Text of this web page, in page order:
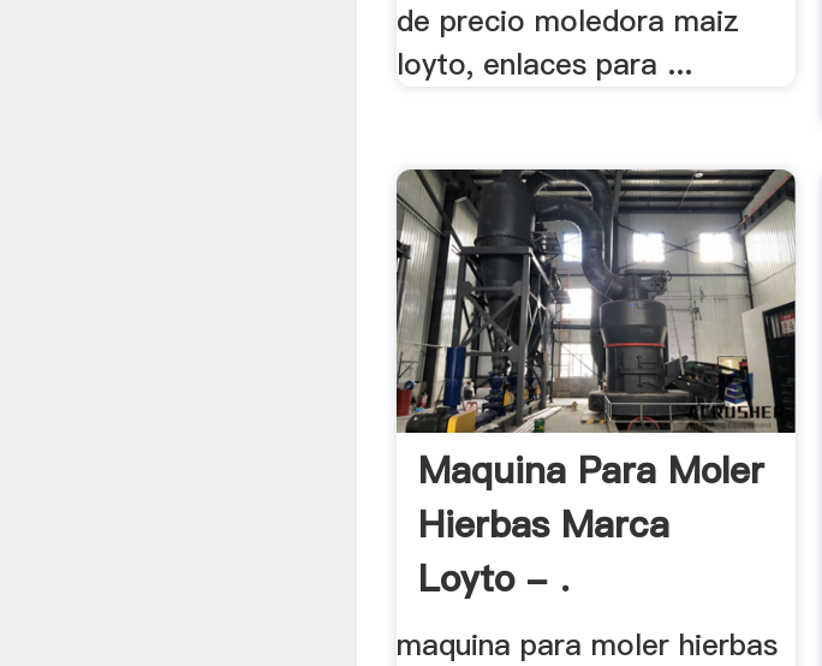
de precio moledora maiz
loyto, enlaces para ...
Maquina Para Moler
Hierbas Marca
Loyto - .
maquina para moler hierbas